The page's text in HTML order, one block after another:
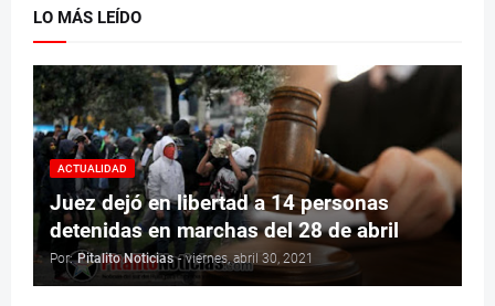
LO MÁS LEÍDO
ACTUALIDAD
Juez dejó en libertad a 14 personas
detenidas en marchas del 28 de abril
Por: Pitalito Noticias - viernes, abril 30, 2021